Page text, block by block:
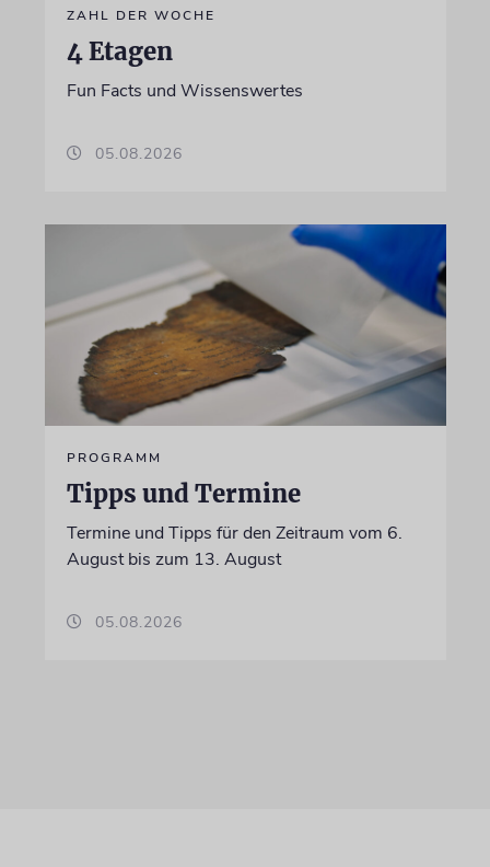
ZAHL DER WOCHE
4 Etagen
Fun Facts und Wissenswertes
05.08.2026
PROGRAMM
Tipps und Termine
Termine und Tipps für den Zeitraum vom 6.
August bis zum 13. August
05.08.2026